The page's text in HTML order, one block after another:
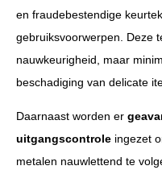
en fraudebestendige
gebruiksvoorwerpen. Deze
nauwkeurigheid, maar
beschadiging van delicate
Daarnaast worden er
uitgangscontrole ingezet
metalen nauwlettend te